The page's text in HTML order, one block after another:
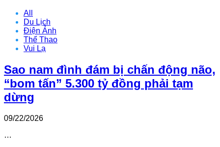
All
Du Lịch
Điện Ảnh
Thể Thao
Vui Lạ
Sao nam đình đám bị chấn động não,
“bom tấn” 5.300 tỷ đồng phải tạm
dừng
09/22/2026
…